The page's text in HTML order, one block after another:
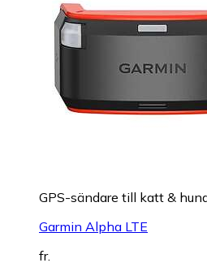
GPS-sändare till katt &
Garmin Alpha LTE
fr.